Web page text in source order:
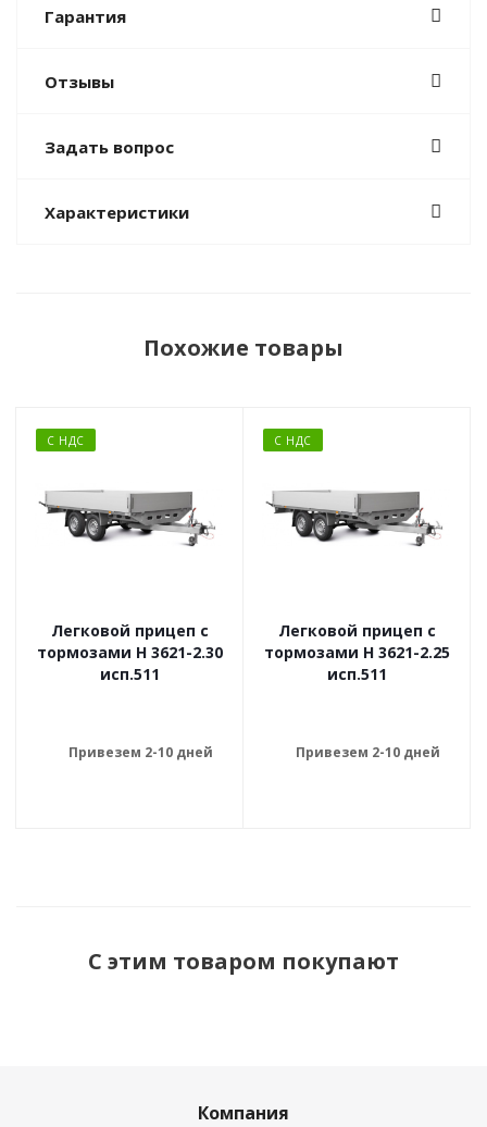
Гарантия
Отзывы
Задать вопрос
Характеристики
Похожие товары
С НДС
Легковой прицеп с
тормозами Н 3621-2.30
исп.511
Привезем 2-10 дней
С НДС
Легковой прицеп с
тормозами Н 3621-2.25
исп.511
Привезем 2-10 дней
С этим товаром покупают
Компания